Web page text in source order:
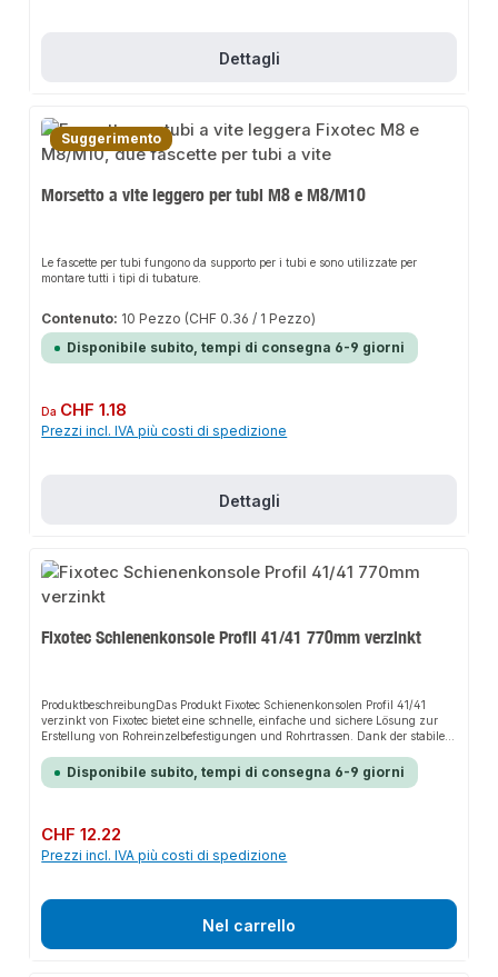
Dettagli
Suggerimento
Morsetto a vite leggero per tubi M8 e M8/M10
Le fascette per tubi fungono da supporto per i tubi e sono utilizzate per
montare tutti i tipi di tubature.
Contenuto: 10 Pezzo (CHF 0.36 / 1 Pezzo)
Disponibile subito, tempi di consegna 6-9 giorni
Prezzo normale:
Da CHF 1.18
Prezzi incl. IVA più costi di spedizione
Dettagli
Fixotec Schienenkonsole Profil 41/41 770mm verzinkt
ProduktbeschreibungDas Produkt Fixotec Schienenkonsolen Profil 41/41
verzinkt von Fixotec bietet eine schnelle, einfache und sichere Lösung zur
Erstellung von Rohreinzelbefestigungen und Rohrtrassen. Dank der stabilen
passt sich flexibel an verschiedene Anwendungsbereiche an. Das robuste
Design und die einfache Montage machen dieses Produkt zu einer
eigenen Tragekonstruktionen.EigenschaftenHochwertiges, galvanisch
Schweißnaht für gleichbleibende Qualität und hohe BelastbarkeitVersetzte
SchienenabschnittAnwendungsbereicheRohreinzelbefestigungenRohrtrasse
nTragekonstruktionenGebäudetechnikProduktdatenMaterial: Stahl,
galvanisch verzinktIn unserem Sortiment finden Sie auch passende
Disponibile subito, tempi di consegna 6-9 giorni
Prezzo normale:
CHF 12.22
Prezzi incl. IVA più costi di spedizione
Nel carrello